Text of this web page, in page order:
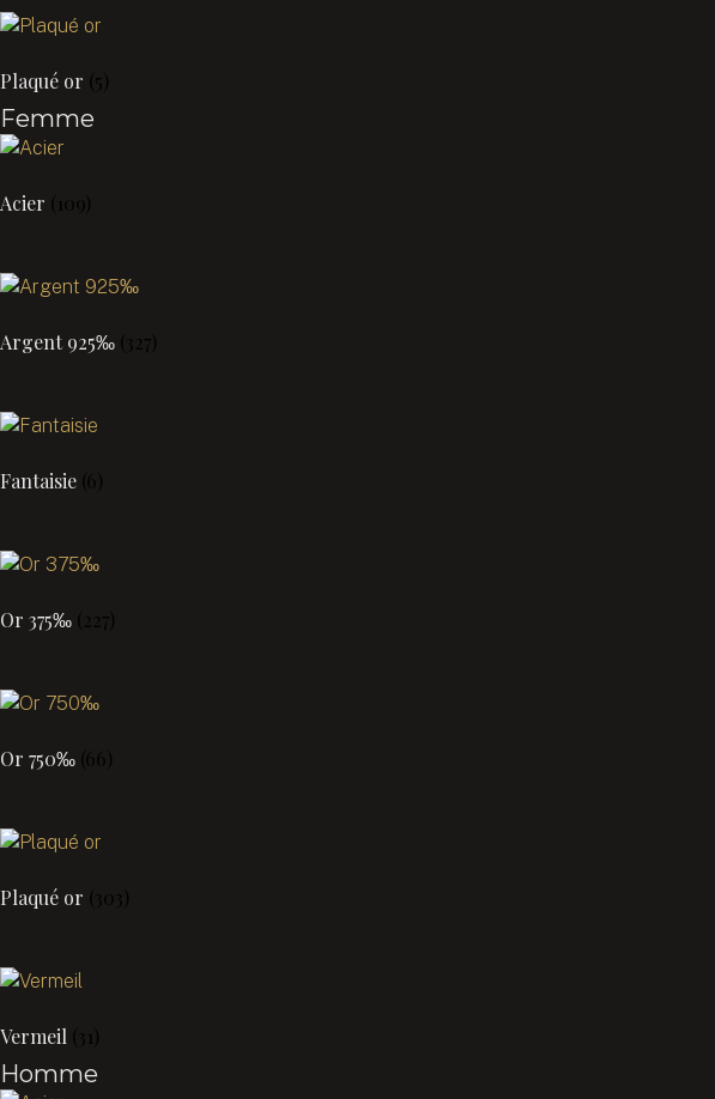
Plaqué or (5)
Femme
Acier (109)
Argent 925‰ (327)
Fantaisie (6)
Or 375‰ (227)
Or 750‰ (66)
Plaqué or (303)
Vermeil (31)
Homme